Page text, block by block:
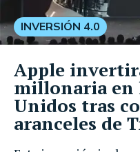
INVERSIÓN 4.0
Apple
millonaria en
Unidos tras
aranceles de